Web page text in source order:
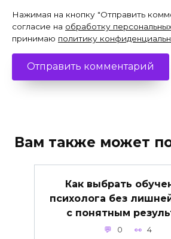
Нажимая на кнопку "Отправить
согласие на обработку
принимаю политику
Вам также может
Как выбрать
психолога без
с понятным
0 4